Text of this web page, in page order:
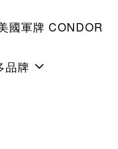
國軍牌 CONDOR
品牌